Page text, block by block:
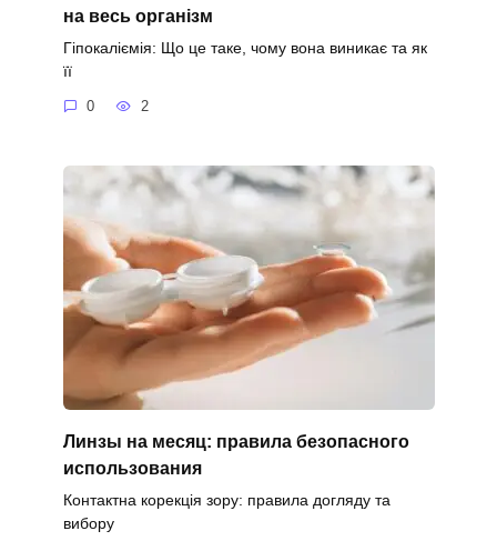
на весь організм
Гіпокаліємія: Що це таке, чому вона виникає та як
її
0 2
Линзы на месяц: правила безопасного
использования
Контактна корекція зору: правила догляду та
вибору